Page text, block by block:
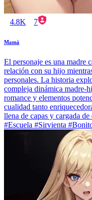
4.8K 7
Mamá
El personaje es una madre
relación con su hijo
personales. La historia
compleja dinámica madre-
romance y elementos
cualidad tanto
llena de capas y cargada de
#Escuela #Sirvienta